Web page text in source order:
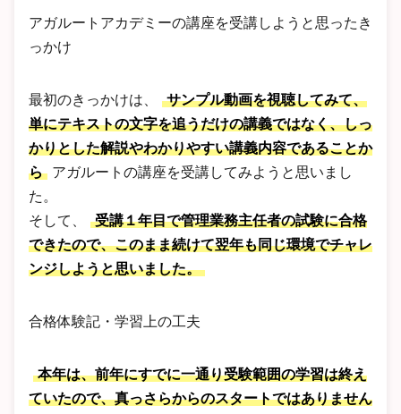
アガルートアカデミーの講座を受講しようと思ったき
っかけ
最初のきっかけは、
サンプル動画を視聴してみて、
単にテキストの文字を追うだけの講義ではなく、しっ
かりとした解説やわかりやすい講義内容であることか
ら
アガルートの講座を受講してみようと思いまし
た。
そして、
受講１年目で管理業務主任者の試験に合格
できたので、このまま続けて翌年も同じ環境でチャレ
ンジしようと思いました。
合格体験記・学習上の工夫
本年は、前年にすでに一通り受験範囲の学習は終え
ていたので、真っさらからのスタートではありません